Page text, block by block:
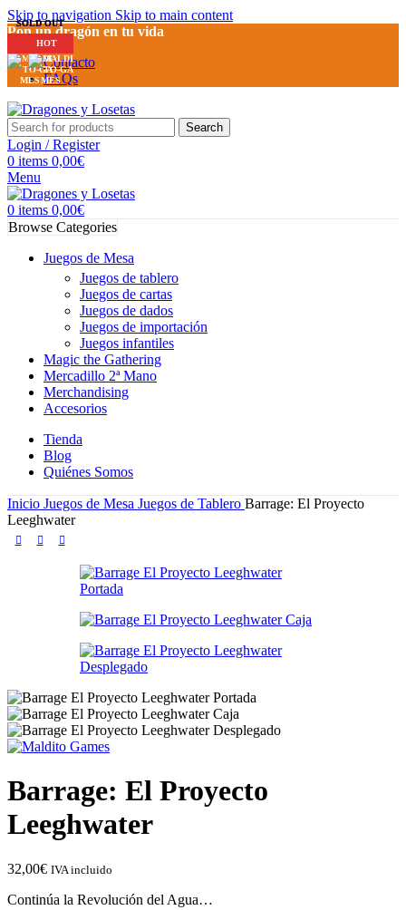
Skip to navigation Skip to main content
Pon un dragón en tu vida
Contacto
FAQs
Search
Login / Register
0 items 0,00€
Menu
0 items 0,00€
Browse Categories
Juegos de Mesa
Juegos de tablero
Juegos de cartas
Juegos de dados
Juegos de importación
Juegos infantiles
Magic the Gathering
Mercadillo 2ª Mano
Merchandising
Accesorios
Tienda
Blog
Quiénes Somos
Inicio Juegos de Mesa Juegos de Tablero Barrage: El Proyecto
Leeghwater
SOLD OUT
HOT
Barrage: El Proyecto
Leeghwater
32,00€ IVA incluido
Continúa la Revolución del Agua…
SOLD OUT
HOT